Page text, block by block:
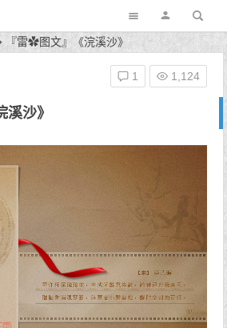
『雷✿图文』《浣溪沙》
沙》
1 1,124